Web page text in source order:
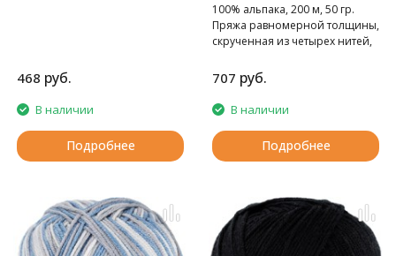
468 руб.
В наличии
Подробнее
100% альпака, 200 м, 50 гр.
Пряжа равномерной толщины,
скрученная из четырех нитей,
707 руб.
В наличии
Подробнее